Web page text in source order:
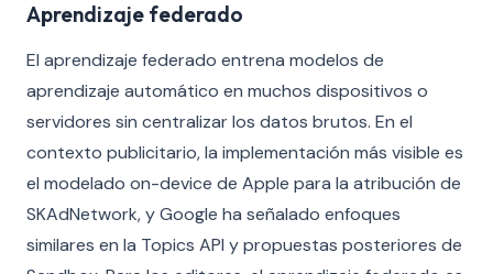
Aprendizaje federado
El aprendizaje federado entrena modelos de
aprendizaje automático en muchos dispositivos o
servidores sin centralizar los datos brutos. En el
contexto publicitario, la implementación más visible es
el modelado on-device de Apple para la atribución de
SKAdNetwork, y Google ha señalado enfoques
similares en la Topics API y propuestas posteriores de